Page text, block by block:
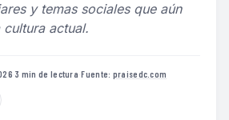
y temas sociales que aún
cultura actual.
·3 min de lectura·Fuente: praisedc.com